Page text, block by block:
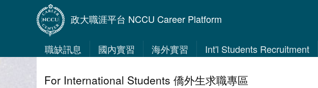
政大職涯平台 NCCU Career Platform
職缺訊息 國內實習 海外實習 Int'l Students Recruitment
For International Students 僑外生求職專區